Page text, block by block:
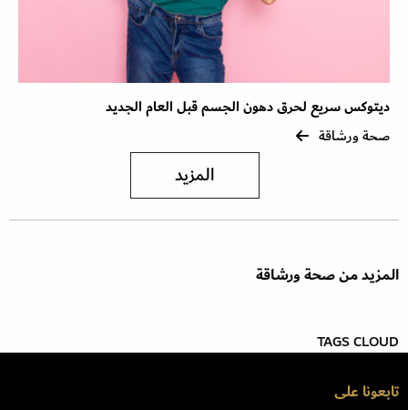
ديتوكس سريع لحرق دهون الجسم قبل العام الجديد
صحة ورشاقة
المزيد
المزيد من صحة ورشاقة
TAGS CLOUD
تابعونا على